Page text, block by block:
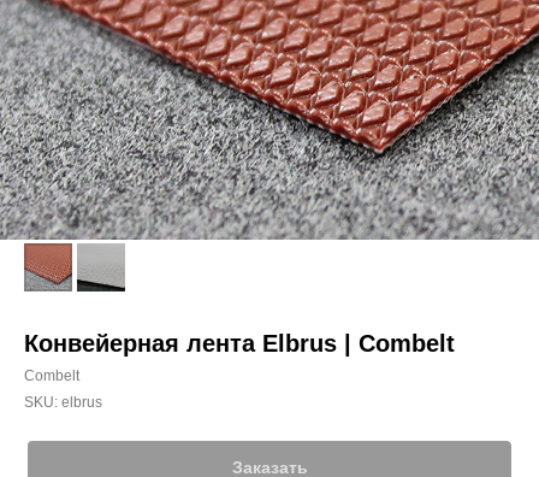
Конвейерная лента Elbrus | Combelt
Combelt
SKU: elbrus
Заказать